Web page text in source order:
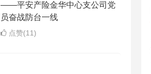
——平安产险金华中心支公司党
员奋战防台一线
点赞(11)